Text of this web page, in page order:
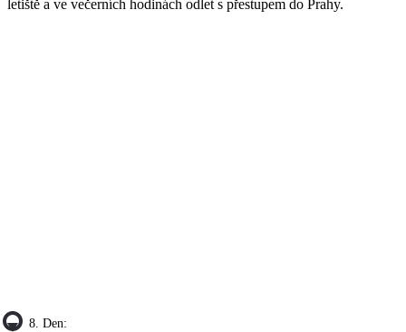
letiště a ve večerních hodinách odlet s přestupem do Prahy.
8. Den: